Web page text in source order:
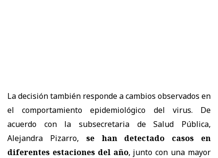
La decisión también responde a cambios observados en
el comportamiento epidemiológico del virus. De
acuerdo con la subsecretaria de Salud Pública,
Alejandra Pizarro, se han detectado casos en
diferentes estaciones del año, junto con una mayor